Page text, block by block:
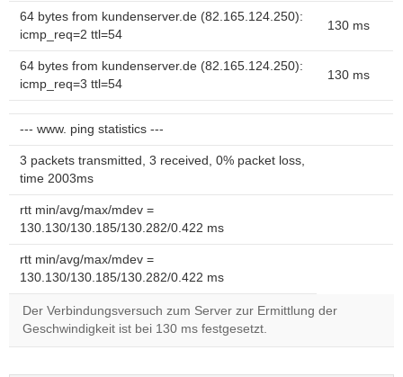
64 bytes from kundenserver.de (82.165.124.250):
icmp_req=2 ttl=54
130 ms
64 bytes from kundenserver.de (82.165.124.250):
icmp_req=3 ttl=54
130 ms
--- www. ping statistics ---
3 packets transmitted, 3 received, 0% packet loss,
time 2003ms
rtt min/avg/max/mdev =
130.130/130.185/130.282/0.422 ms
rtt min/avg/max/mdev =
130.130/130.185/130.282/0.422 ms
Der Verbindungsversuch zum Server zur Ermittlung der
Geschwindigkeit ist bei 130 ms festgesetzt.